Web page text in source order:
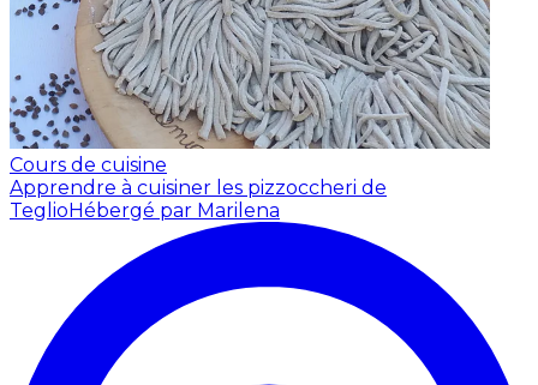
Cours de cuisine
Apprendre à cuisiner les pizzoccheri de
TeglioHébergé par Marilena